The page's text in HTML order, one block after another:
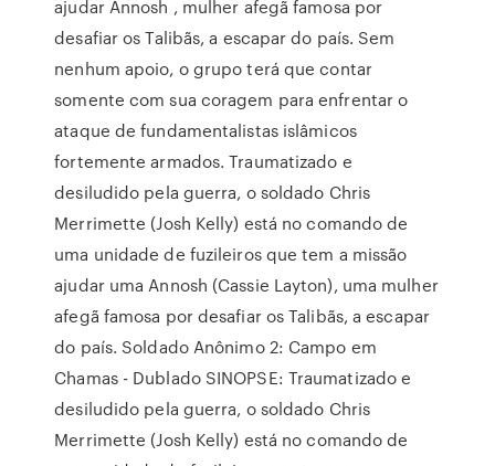
ajudar Annosh , mulher afegã famosa por
desafiar os Talibãs, a escapar do país. Sem
nenhum apoio, o grupo terá que contar
somente com sua coragem para enfrentar o
ataque de fundamentalistas islâmicos
fortemente armados. Traumatizado e
desiludido pela guerra, o soldado Chris
Merrimette (Josh Kelly) está no comando de
uma unidade de fuzileiros que tem a missão
ajudar uma Annosh (Cassie Layton), uma mulher
afegã famosa por desafiar os Talibãs, a escapar
do país. Soldado Anônimo 2: Campo em
Chamas - Dublado SINOPSE: Traumatizado e
desiludido pela guerra, o soldado Chris
Merrimette (Josh Kelly) está no comando de